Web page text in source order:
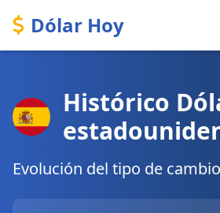
Dólar Hoy
Histórico
Evolución del tipo de